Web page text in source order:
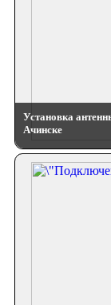
Установка
Ачинске